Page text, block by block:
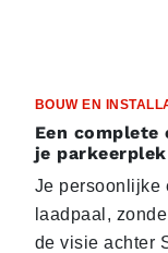
BOUW EN
Een complete
je parkeerplek
Je persoonlijke
laadpaal,
de visie achter